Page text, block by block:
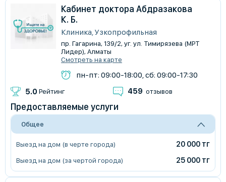
Кабинет доктора Абдразакова
К. Б.
Клиника, Узкопрофильная
пр. Гагарина, 139/2, уг. ул. Тимирязева (МРТ
Лидер), Алматы
Смотреть на карте
пн-пт: 09:00-18:00, сб: 09:00-17:30
5.0 Рейтинг 459 отзывов
Предоставляемые услуги
Общее
Выезд на дом (в черте города) 20 000 тг
Выезд на дом (за чертой города) 25 000 тг